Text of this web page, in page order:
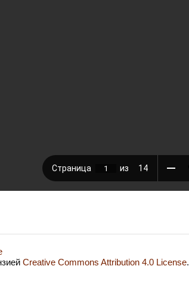
Creative Commons Attribution 4.0 License.